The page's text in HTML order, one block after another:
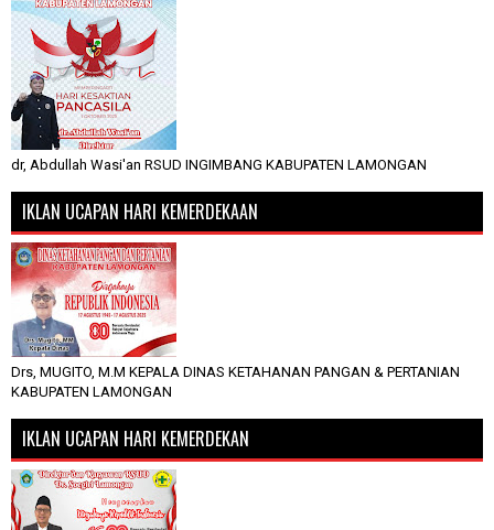
dr, Abdullah Wasi'an RSUD INGIMBANG KABUPATEN LAMONGAN
IKLAN UCAPAN HARI KEMERDEKAAN
Drs, MUGITO, M.M KEPALA DINAS KETAHANAN PANGAN & PERTANIAN
KABUPATEN LAMONGAN
IKLAN UCAPAN HARI KEMERDEKAN